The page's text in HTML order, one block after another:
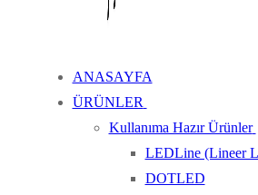
ANASAYFA
ÜRÜNLER
Kullanıma Hazır Ürünler
LEDLine (Lineer
DOTLED